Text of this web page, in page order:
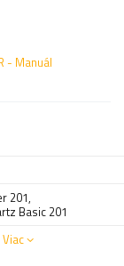
- Manuál
201,
Basic 201
Viac